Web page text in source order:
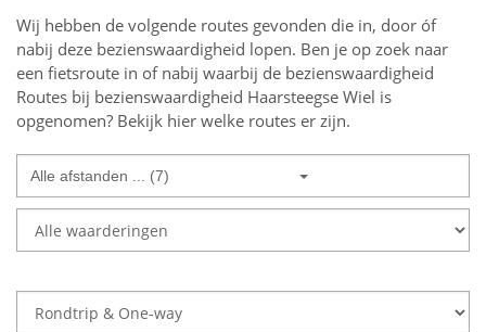
Wij hebben de volgende routes gevonden die in, door óf
nabij deze bezienswaardigheid lopen. Ben je op zoek naar
een fietsroute in of nabij waarbij de bezienswaardigheid
Routes bij bezienswaardigheid Haarsteegse Wiel is
opgenomen? Bekijk hier welke routes er zijn.
Alle afstanden ... (7)